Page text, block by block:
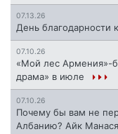
07.13.26
День благодарности
07.10.26
«Мой лес Армения»-
драма» в июле
07.10.26
Почему бы вам не
Албанию? Айк